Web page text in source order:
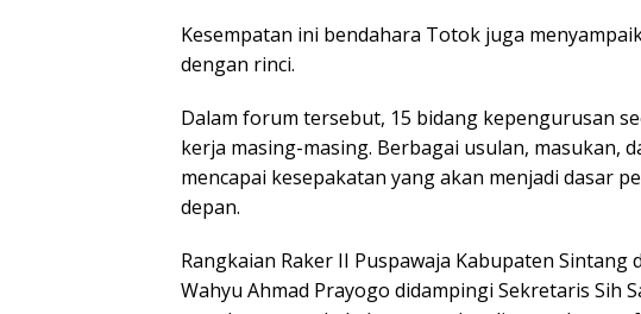
Kesempatan ini bendahara Totok juga
dengan rinci.
Dalam forum tersebut, 15 bidang kepengurusan
kerja masing-masing. Berbagai usulan, masukan,
mencapai kesepakatan yang akan menjadi dasar
depan.
Rangkaian Raker II Puspawaja Kabupaten
Wahyu Ahmad Prayogo didampingi Sekretaris Sih